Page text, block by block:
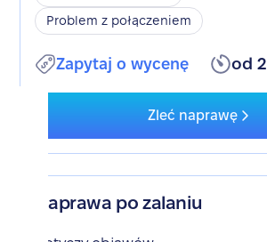
Problem z połączeniem
Zapytaj o wycenę od
Zleć naprawę
Naprawa po zalaniu